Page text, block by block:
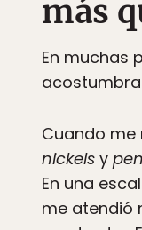
más
En muchas
Cuando me
nickels y
En una
me atendió